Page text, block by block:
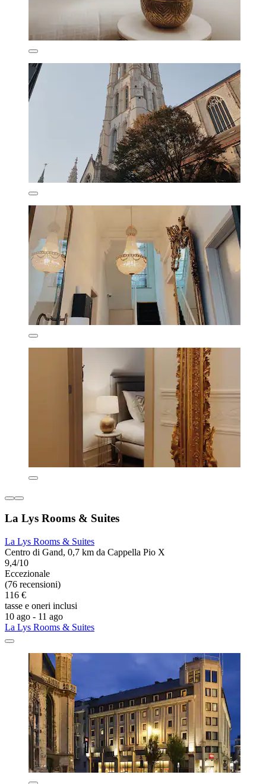
La Lys Rooms & Suites
La Lys Rooms & Suites
Centro di Gand, 0,7 km da Cappella Pio X
9,4/10
Eccezionale
(76 recensioni)
116 €
tasse e oneri inclusi
10 ago - 11 ago
La Lys Rooms & Suites